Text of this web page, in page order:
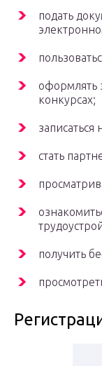
подать
оформлять
конкурсах;
стать
получить